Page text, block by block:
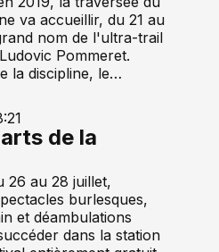
va accueillir, du 21 au
nom de l'ultra-trail
Pommeret.
la discipline, le…
de la
26 au 28 juillet,
burlesques,
et déambulations
dans la station